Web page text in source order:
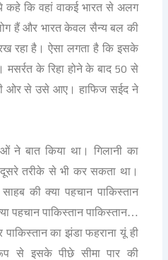
कहे कि वहां वाकई भारत से अलग
हैं और भारत केवल सैन्य बल की
रहा है। ऐसा लगता है कि इसके
मसर्रत के रिहा होने के बाद 50 से
ओर से उसे आए। हाफिज सईद ने
ने बात किया था। गिलानी का
तरीके से भी कर सकता था।
साहब की क्या पहचान पाकिस्तान
पहचान पाकिस्तान पाकिस्तान…
का झंडा फहराना यूं ही
से इसके पीछे सीमा पार की